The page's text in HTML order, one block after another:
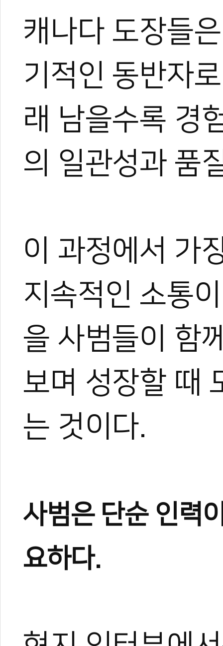
캐나다 도장들
기적인 동반자
래 남을수록 경
의 일관성과 품
이 과정에서 가
지속적인 소통
을 사범들이 함
보며 성장할 때
는 것이다.
사범은 단순 인력
요하다.